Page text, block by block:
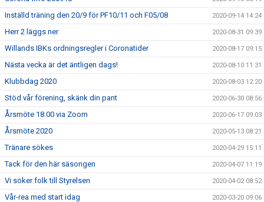
Inställd träning den 20/9 för PF10/11 och F05/08 2020-09-14 14:24
Herr 2 läggs ner 2020-08-31 09:39
Willands IBKs ordningsregler i Coronatider 2020-08-17 09:15
Nästa vecka är det äntligen dags! 2020-08-10 11:31
Klubbdag 2020 2020-08-03 12:20
Stöd vår förening, skänk din pant 2020-06-30 08:56
Årsmöte 18.00 via Zoom 2020-06-17 09:03
Årsmöte 2020 2020-05-13 08:21
Tränare sökes 2020-04-29 15:11
Tack för den här säsongen 2020-04-07 11:19
Vi söker folk till Styrelsen 2020-04-02 08:52
Vår-rea med start idag 2020-03-20 09:06